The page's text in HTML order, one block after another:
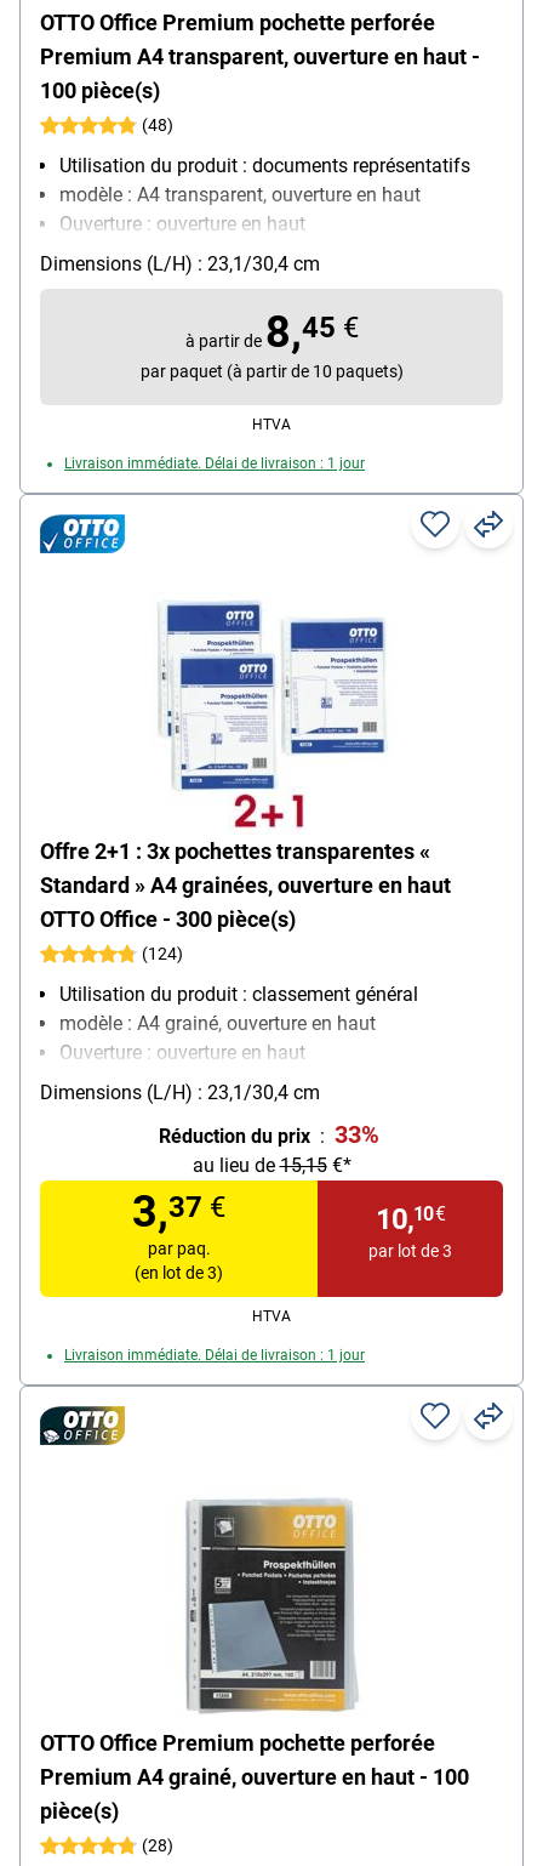
OTTO Office Premium pochette perforée
Premium A4 transparent, ouverture en haut -
100 pièce(s)
(48)
Utilisation du produit : documents représentatifs
modèle : A4 transparent, ouverture en haut
Ouverture : ouverture en haut
Équipement : convient aux documents officiels
Matière : film de polypropylène, 0,08 mm
Contenu par paquet : 100 pièce(s)
Dimensions (L/H) : 23,1/30,4 cm
à partir de 8,45 €
par paquet (à partir de 10 paquets)
HTVA
Livraison immédiate. Délai de livraison : 1 jour
Offre 2+1 : 3x pochettes transparentes «
Standard » A4 grainées, ouverture en haut
OTTO Office - 300 pièce(s)
(124)
Utilisation du produit : classement général
modèle : A4 grainé, ouverture en haut
Ouverture : ouverture en haut
Équipement : convient aux documents officiels,
renforcement des trous
Matière : film de polypropylène, 0,06 mm
Contenu par paquet : 300 pièce(s)
Dimensions (L/H) : 23,1/30,4 cm
Réduction du prix : 33%
au lieu de15,15€*
3,37 €
par paq.
(en lot de 3)
10,10€
par lot de 3
HTVA
Livraison immédiate. Délai de livraison : 1 jour
OTTO Office Premium pochette perforée
Premium A4 grainé, ouverture en haut - 100
pièce(s)
(28)